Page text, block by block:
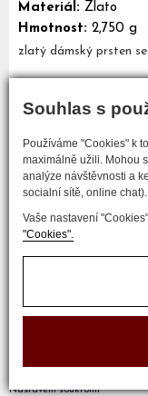
Souhlas s
Používáme "Cookies" k
maximálně užili. Mohou
analýze návštěvnosti a
socialní sítě, online chat).
Vaše nastavení
"Cookies".
Materiál: Zlato
Hmotnost: 2,750 g
zlatý dámský prsten
Mám zájem o
Nastavení soukromí